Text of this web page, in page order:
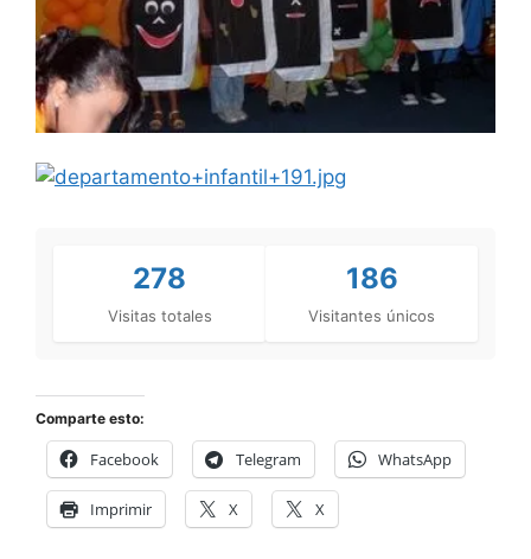
278
Visitas totales
186
Visitantes únicos
Comparte esto:
Facebook Telegram WhatsApp
Imprimir X X